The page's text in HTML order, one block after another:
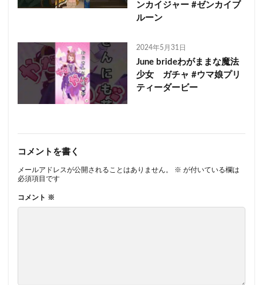
ンカイジャー #ゼンカイブ
ルーン
2024年5月31日
June brideわがままな魔法
少女 ガチャ #ウマ娘プリ
ティーダービー
コメントを書く
メールアドレスが公開されることはありません。 ※ が付いている欄は
必須項目です
コメント ※